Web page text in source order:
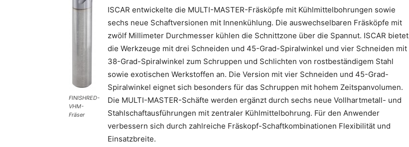
FINISHRED-
VHM-
Fräser
ISCAR entwickelte die MULTI-MASTER-Fräsköpfe mit Kühlmittelbohrungen sowie
sechs neue Schaftversionen mit Innenkühlung. Die auswechselbaren Fräsköpfe mit
zwölf Millimeter Durchmesser kühlen die Schnittzone über die Spannut. ISCAR bietet
die Werkzeuge mit drei Schneiden und 45-Grad-Spiralwinkel und vier Schneiden mit
38-Grad-Spiralwinkel zum Schruppen und Schlichten von rostbeständigem Stahl
sowie exotischen Werkstoffen an. Die Version mit vier Schneiden und 45-Grad-
Spiralwinkel eignet sich besonders für das Schruppen mit hohem Zeitspanvolumen.
Die MULTI-MASTER-Schäfte werden ergänzt durch sechs neue Vollhartmetall- und
Stahlschaftausführungen mit zentraler Kühlmittelbohrung. Für den Anwender
verbessern sich durch zahlreiche Fräskopf-Schaftkombinationen Flexibilität und
Einsatzbreite.